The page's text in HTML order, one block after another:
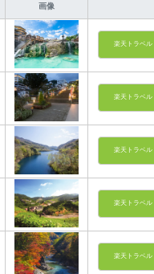
画像
楽天トラベル
楽天トラベル
楽天トラベル
楽天トラベル
楽天トラベル